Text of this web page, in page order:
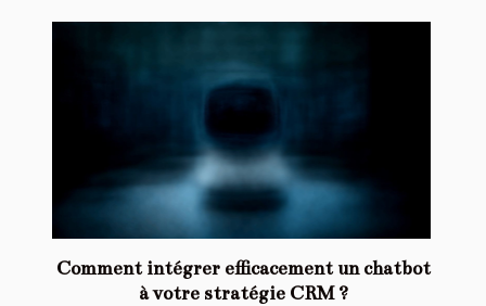
Comment intégrer efficacement un chatbot
à votre stratégie CRM ?